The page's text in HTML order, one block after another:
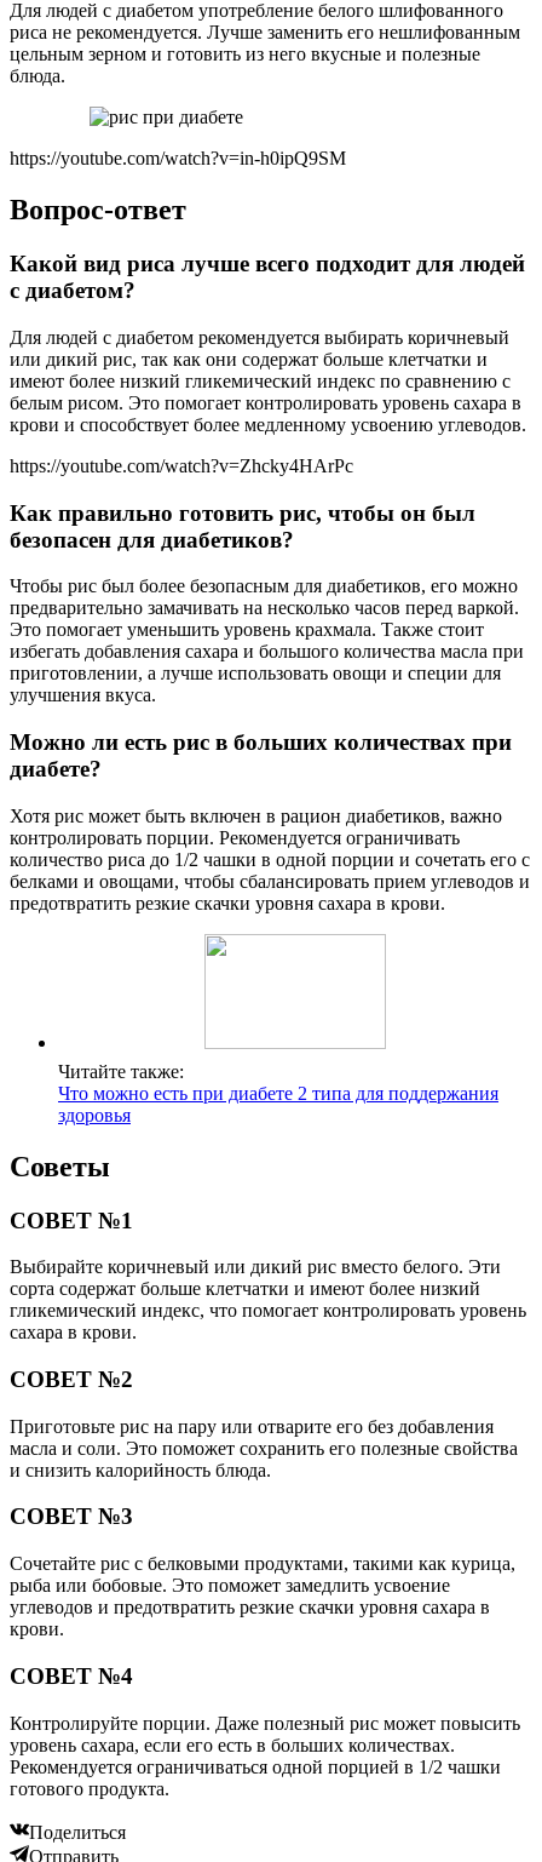
Для людей с диабетом употребление белого шлифованного
риса не рекомендуется. Лучше заменить его нешлифованным
цельным зерном и готовить из него вкусные и полезные
блюда.
https://youtube.com/watch?v=in-h0ipQ9SM
Вопрос-ответ
Какой вид риса лучше всего подходит для людей
с диабетом?
Для людей с диабетом рекомендуется выбирать коричневый
или дикий рис, так как они содержат больше клетчатки и
имеют более низкий гликемический индекс по сравнению с
белым рисом. Это помогает контролировать уровень сахара в
крови и способствует более медленному усвоению углеводов.
https://youtube.com/watch?v=Zhcky4HArPc
Как правильно готовить рис, чтобы он был
безопасен для диабетиков?
Чтобы рис был более безопасным для диабетиков, его можно
предварительно замачивать на несколько часов перед варкой.
Это помогает уменьшить уровень крахмала. Также стоит
избегать добавления сахара и большого количества масла при
приготовлении, а лучше использовать овощи и специи для
улучшения вкуса.
Можно ли есть рис в больших количествах при
диабете?
Хотя рис может быть включен в рацион диабетиков, важно
контролировать порции. Рекомендуется ограничивать
количество риса до 1/2 чашки в одной порции и сочетать его с
белками и овощами, чтобы сбалансировать прием углеводов и
предотвратить резкие скачки уровня сахара в крови.
Читайте также:
Что можно есть при диабете 2 типа для поддержания
здоровья
Советы
СОВЕТ №1
Выбирайте коричневый или дикий рис вместо белого. Эти
сорта содержат больше клетчатки и имеют более низкий
гликемический индекс, что помогает контролировать уровень
сахара в крови.
СОВЕТ №2
Приготовьте рис на пару или отварите его без добавления
масла и соли. Это поможет сохранить его полезные свойства
и снизить калорийность блюда.
СОВЕТ №3
Сочетайте рис с белковыми продуктами, такими как курица,
рыба или бобовые. Это поможет замедлить усвоение
углеводов и предотвратить резкие скачки уровня сахара в
крови.
СОВЕТ №4
Контролируйте порции. Даже полезный рис может повысить
уровень сахара, если его есть в больших количествах.
Рекомендуется ограничиваться одной порцией в 1/2 чашки
готового продукта.
Поделиться
Отправить